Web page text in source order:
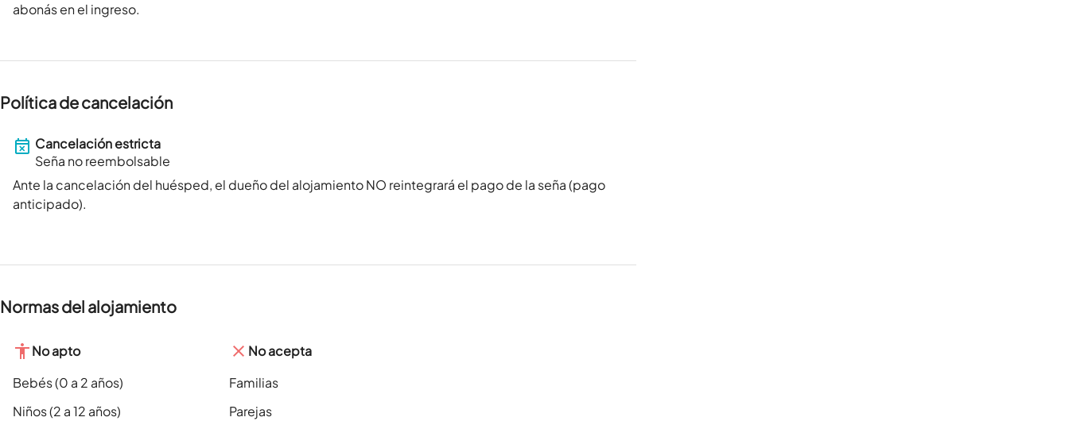
abonás en el ingreso.
Política de cancelación
Cancelación estricta
Seña no reembolsable
Ante la cancelación del huésped, el dueño del alojamiento NO reintegrará el pago de la seña (pago
anticipado).
Normas del alojamiento
No apto
Bebés (0 a 2 años)
Niños (2 a 12 años)
No acepta
Familias
Parejas